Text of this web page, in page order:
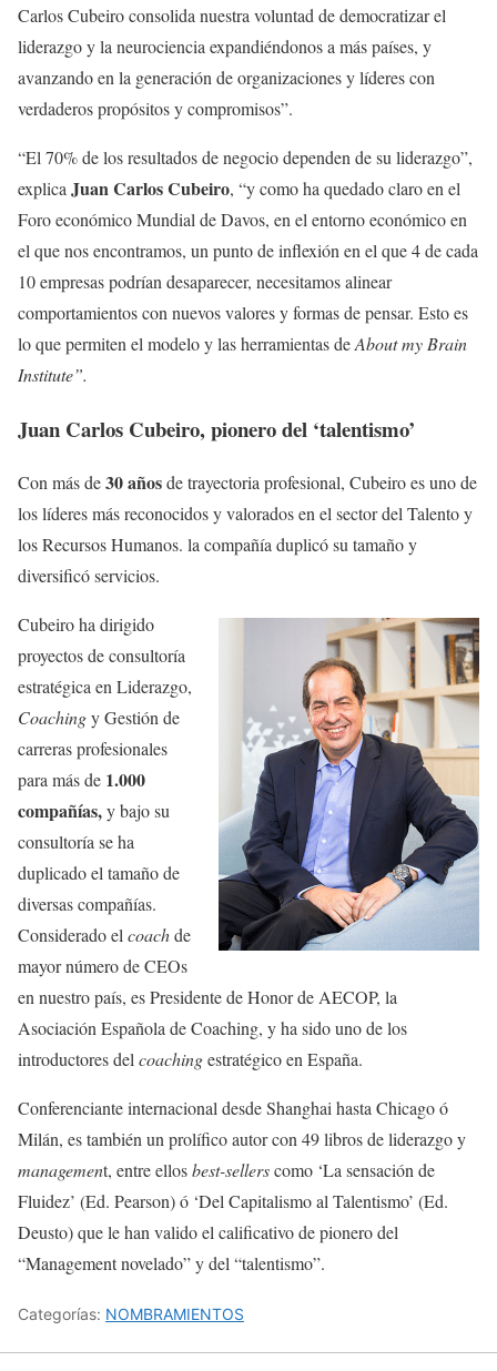
Carlos Cubeiro consolida nuestra voluntad de democratizar el
liderazgo y la neurociencia expandiéndonos a más países, y
avanzando en la generación de organizaciones y líderes con
verdaderos propósitos y compromisos”.
“El 70% de los resultados de negocio dependen de su liderazgo”,
explica Juan Carlos Cubeiro, “y como ha quedado claro en el
Foro económico Mundial de Davos, en el entorno económico en
el que nos encontramos, un punto de inflexión en el que 4 de cada
10 empresas podrían desaparecer, necesitamos alinear
comportamientos con nuevos valores y formas de pensar. Esto es
lo que permiten el modelo y las herramientas deAbout my Brain
Institute”.
Juan Carlos Cubeiro, pionero del ‘talentismo’
Con más de30 añosde trayectoria profesional, Cubeiro es uno de
los líderes más reconocidos y valorados en el sector del Talento y
los Recursos Humanos. la compañía duplicó su tamaño y
diversificó servicios.
Cubeiro ha dirigido
proyectos de consultoría
estratégica en Liderazgo,
Coachingy Gestión de
carreras profesionales
para más de 1.000
compañías,y bajo su
consultoría se ha
duplicado el tamaño de
diversas compañías.
Considerado elcoachde
mayor número de CEOs
en nuestro país, es Presidente de Honor de AECOP, la
Asociación Española de Coaching, y ha sido uno de los
introductores delcoachingestratégico en España.
Conferenciante internacional desde Shanghai hasta Chicago ó
Milán, es también un prolífico autor con 49 libros de liderazgo y
management, entre ellosbest-sellerscomo ‘La sensación de
Fluidez’ (Ed. Pearson) ó ‘Del Capitalismo al Talentismo’ (Ed.
Deusto) que le han valido el calificativo de pionero del
“Management novelado” y del “talentismo”.
Categorías: NOMBRAMIENTOS